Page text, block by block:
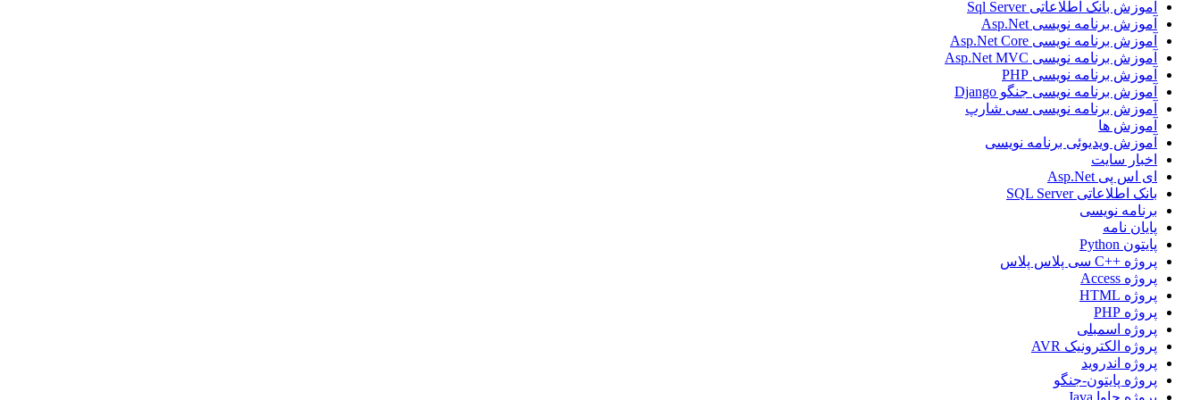
آموزش بانک اطلاعاتی Sql Server
آموزش برنامه نویسی Asp.Net
آموزش برنامه نویسی Asp.Net Core
آموزش برنامه نویسی Asp.Net MVC
آموزش برنامه نویسی PHP
آموزش برنامه نویسی جنگو Django
آموزش برنامه نویسی سی شارپ
آموزش ها
آموزش ویدیوئی برنامه نویسی
اخبار سایت
ای اس پی Asp.Net
بانک اطلاعاتی SQL Server
برنامه نویسی
پایان نامه
پایتون Python
پروژه ++C سی پلاس پلاس
پروژه Access
پروژه HTML
پروژه PHP
پروژه اسمبلی
پروژه الکترونیک AVR
پروژه اندروید
پروژه پایتون-جنگو